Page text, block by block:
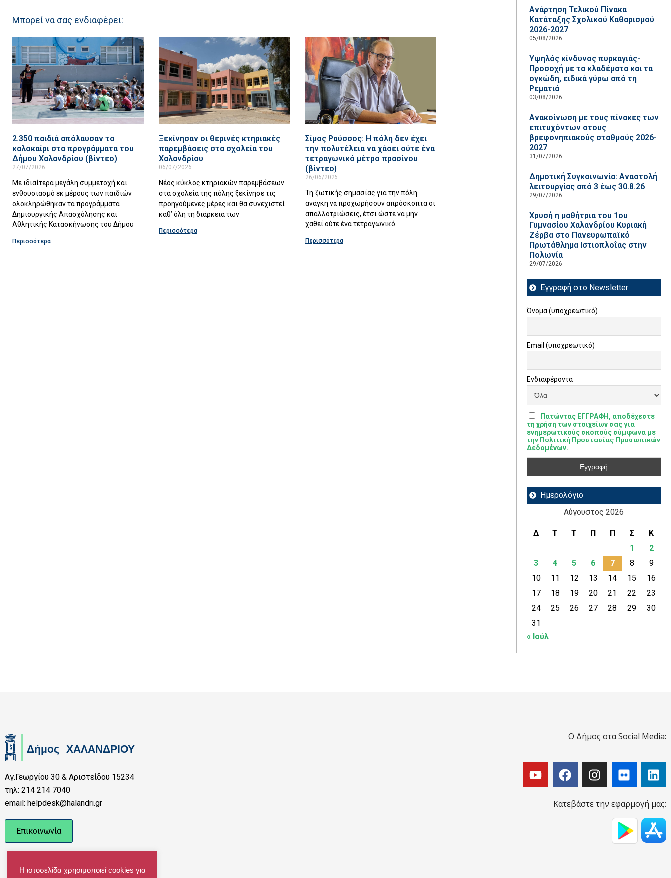
Μπορεί να σας ενδιαφέρει:
2.350 παιδιά απόλαυσαν το
καλοκαίρι στα προγράμματα του
Δήμου Χαλανδρίου (βίντεο)
27/07/2026
Με ιδιαίτερα μεγάλη συμμετοχή και
ενθουσιασμό εκ μέρους των παιδιών
ολοκληρώθηκαν τα προγράμματα
Δημιουργικής Απασχόλησης και
Αθλητικής Κατασκήνωσης του Δήμου
Περισσότερα
Ξεκίνησαν οι θερινές κτηριακές
παρεμβάσεις στα σχολεία του
Χαλανδρίου
06/07/2026
Νέος κύκλος κτηριακών παρεμβάσεων
στα σχολεία της πόλης ξεκίνησε τις
προηγούμενες μέρες και θα συνεχιστεί
καθ’ όλη τη διάρκεια των
Περισσότερα
Σίμος Ρούσσος: Η πόλη δεν έχει
την πολυτέλεια να χάσει ούτε ένα
τετραγωνικό μέτρο πρασίνου
(βίντεο)
26/06/2026
Τη ζωτικής σημασίας για την πόλη
ανάγκη να προχωρήσουν απρόσκοπτα οι
απαλλοτριώσεις, έτσι ώστε να μην
χαθεί ούτε ένα τετραγωνικό
Περισσότερα
Ανάρτηση Τελικού Πίνακα
Κατάταξης Σχολικού Καθαρισμού
2026-2027
05/08/2026
Υψηλός κίνδυνος πυρκαγιάς-
Προσοχή με τα κλαδέματα και τα
ογκώδη, ειδικά γύρω από τη
Ρεματιά
03/08/2026
Ανακοίνωση με τους πίνακες των
επιτυχόντων στους
βρεφονηπιακούς σταθμούς 2026-
2027
31/07/2026
Δημοτική Συγκοινωνία: Αναστολή
λειτουργίας από 3 έως 30.8.26
29/07/2026
Χρυσή η μαθήτρια του 1ου
Γυμνασίου Χαλανδρίου Κυριακή
Ζέρβα στο Πανευρωπαϊκό
Πρωτάθλημα Ιστιοπλοΐας στην
Πολωνία
29/07/2026
Εγγραφή στο Newsletter
Όνομα (υποχρεωτικό)
Email (υποχρεωτικό)
Ενδιαφέροντα
Πατώντας ΕΓΓΡΑΦΗ, αποδέχεστε
τη χρήση των στοιχείων σας για
ενημερωτικούς σκοπούς σύμφωνα με
την Πολιτική Προστασίας Προσωπικών
Δεδομένων.
Ημερολόγιο
Αύγουστος 2026
Δ Τ Τ Π Π Σ
Κ
1
2
3
4 5 6 7 8
9
10
11 12 13 14 15
16
17
18 19 20 21 22
23
24
25 26 27 28 29
30
31
« Ιούλ
Αγ.Γεωργίου 30 & Αριστείδου 15234
τηλ: 214 214 7040
email: helpdesk@halandri.gr
Επικοινωνία
Ο Δήμος στα Social Media:
Κατεβάστε την εφαρμογή μας:
Η ιστοσελίδα χρησιμοποιεί cookies για